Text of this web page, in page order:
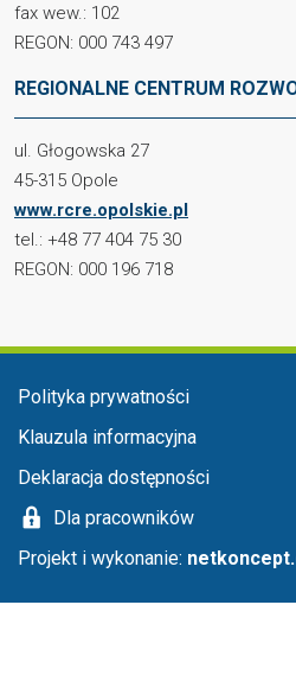
fax wew.: 102
REGON: 000 743 497
REGIONALNE CENTRUM
ul. Głogowska 27
45-315 Opole
www.rcre.opolskie.pl
tel.: +48 77 404 75 30
REGON: 000 196 718
Menu stopka
Polityka prywatności
Klauzula informacyjna
Deklaracja dostępności
Dla pracowników
Projekt i wykonanie: